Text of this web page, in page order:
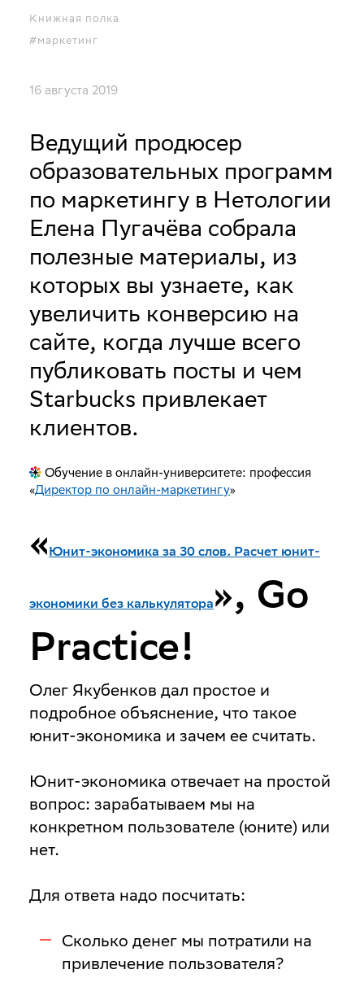
Книжная полка
#маркетинг
16 августа 2019
Ведущий продюсер
образовательных программ
по маркетингу в Нетологии
Елена Пугачёва собрала
полезные материалы, из
которых вы узнаете, как
увеличить конверсию на
сайте, когда лучше всего
публиковать посты и чем
Starbucks привлекает
клиентов.
Обучение в онлайн-университете: профессия
«Директор по онлайн-маркетингу»
«Юнит-экономика за 30 слов. Расчет юнит-
экономики без калькулятора», Go
Practice!
Олег Якубенков дал простое и
подробное объяснение, что такое
юнит-экономика и зачем ее считать.
Юнит-экономика отвечает на простой
вопрос: зарабатываем мы на
конкретном пользователе (юните) или
нет.
Для ответа надо посчитать:
Сколько денег мы потратили на
привлечение пользователя?